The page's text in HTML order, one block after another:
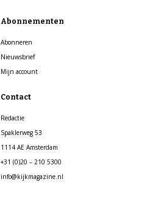
Abonnementen
Abonneren
Nieuwsbrief
Mijn account
Contact
Redactie
Spaklerweg 53
1114 AE Amsterdam
+31 (0)20 – 210 5300
info@kijkmagazine.nl